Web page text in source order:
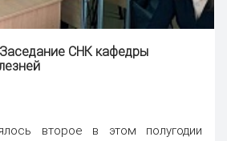
Заседание СНК кафедры
второе в этом полугодии